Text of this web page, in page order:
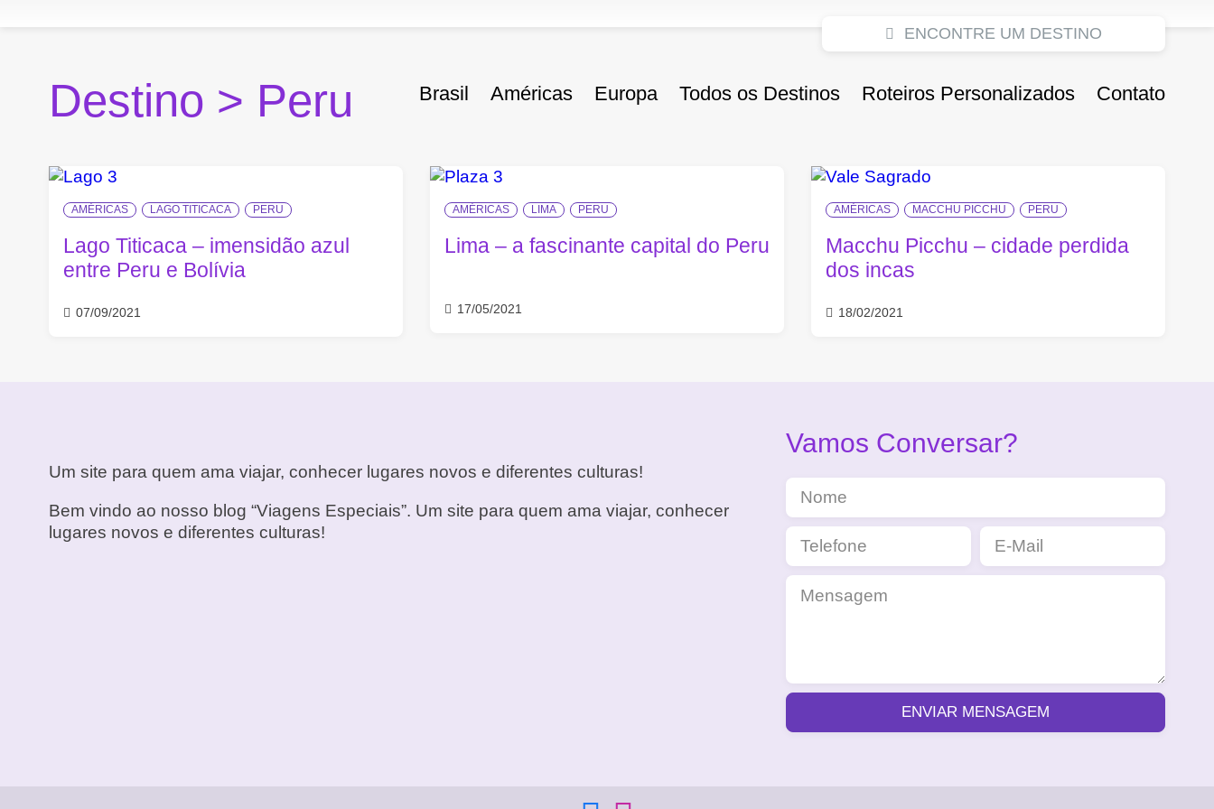
Brasil Américas Europa Todos os Destinos Roteiros Personalizados Contato
ENCONTRE UM DESTINO
Destino > Peru
AMÉRICAS LAGO TITICACA PERU
Lago Titicaca – imensidão azul
entre Peru e Bolívia
07/09/2021
AMÉRICAS LIMA PERU
Lima – a fascinante capital do Peru
17/05/2021
AMÉRICAS MACCHU PICCHU PERU
Macchu Picchu – cidade perdida
dos incas
18/02/2021
Um site para quem ama viajar, conhecer lugares novos e diferentes culturas!
Bem vindo ao nosso blog “Viagens Especiais”. Um site para quem ama viajar, conhecer
lugares novos e diferentes culturas!
Vamos Conversar?